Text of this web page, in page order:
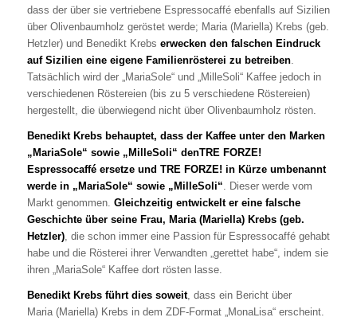
dass der über sie vertriebene Espressocaffé ebenfalls auf Sizilien
über Olivenbaumholz geröstet werde; Maria (Mariella) Krebs (geb.
Hetzler) und Benedikt Krebs erwecken den falschen Eindruck
auf Sizilien eine eigene Familienrösterei zu betreiben.
Tatsächlich wird der „MariaSole“ und „MilleSoli“ Kaffee jedoch in
verschiedenen Röstereien (bis zu 5 verschiedene Röstereien)
hergestellt, die überwiegend nicht über Olivenbaumholz rösten.
Benedikt Krebs behauptet, dass der Kaffee unter den Marken
„MariaSole“ sowie „MilleSoli“ denTRE FORZE!
Espressocaffé ersetze und TRE FORZE! in Kürze umbenannt
werde in „MariaSole“ sowie „MilleSoli“ . Dieser werde vom
Markt genommen. Gleichzeitig entwickelt er eine falsche
Geschichte über seine Frau, Maria (Mariella) Krebs (geb.
Hetzler), die schon immer eine Passion für Espressocaffé gehabt
habe und die Rösterei ihrer Verwandten „gerettet habe“, indem sie
ihren „MariaSole“ Kaffee dort rösten lasse.
Benedikt Krebs führt dies soweit, dass ein Bericht über
Maria (Mariella) Krebs in dem ZDF-Format „MonaLisa“ erscheint.